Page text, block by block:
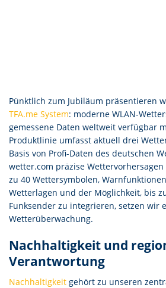
Pünktlich zum Jubiläum präsentieren
TFA.me System: moderne WLAN-
gemessene Daten weltweit verfügbar
Produktlinie umfasst aktuell drei
Basis von Profi-Daten des deutschen
wetter.com präzise
zu 40 Wettersymbolen,
Wetterlagen und der Möglichkeit, bis
Funksender zu integrieren, setzen wir
Wetterüberwachung.
Nachhaltigkeit und
Verantwortung
Nachhaltigkeit gehört zu unseren